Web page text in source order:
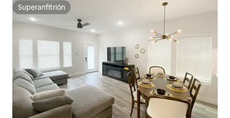
Superanfitrión
Superanfitrión